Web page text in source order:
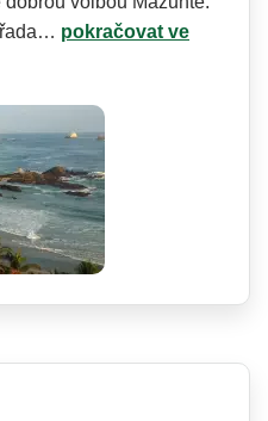
pokračovat ve